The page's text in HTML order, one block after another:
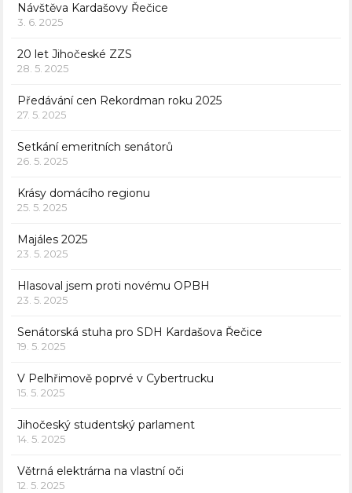
Návštěva Kardašovy Řečice
3. 6. 2025
20 let Jihočeské ZZS
28. 5. 2025
Předávání cen Rekordman roku 2025
27. 5. 2025
Setkání emeritních senátorů
26. 5. 2025
Krásy domácího regionu
25. 5. 2025
Majáles 2025
23. 5. 2025
Hlasoval jsem proti novému OPBH
23. 5. 2025
Senátorská stuha pro SDH Kardašova Řečice
19. 5. 2025
V Pelhřimově poprvé v Cybertrucku
15. 5. 2025
Jihočeský studentský parlament
14. 5. 2025
Větrná elektrárna na vlastní oči
12. 5. 2025